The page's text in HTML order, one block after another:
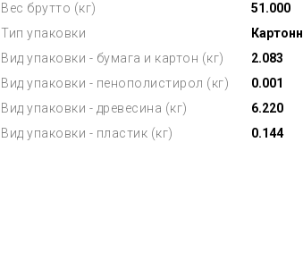
Вес брутто (кг)
51.000
Тип упаковки
Вид упаковки - бумага и картон (кг)
2.083
Вид упаковки - пенополистирол (кг)
0.001
Вид упаковки - древесина (кг)
6.220
Вид упаковки - пластик (кг)
0.144